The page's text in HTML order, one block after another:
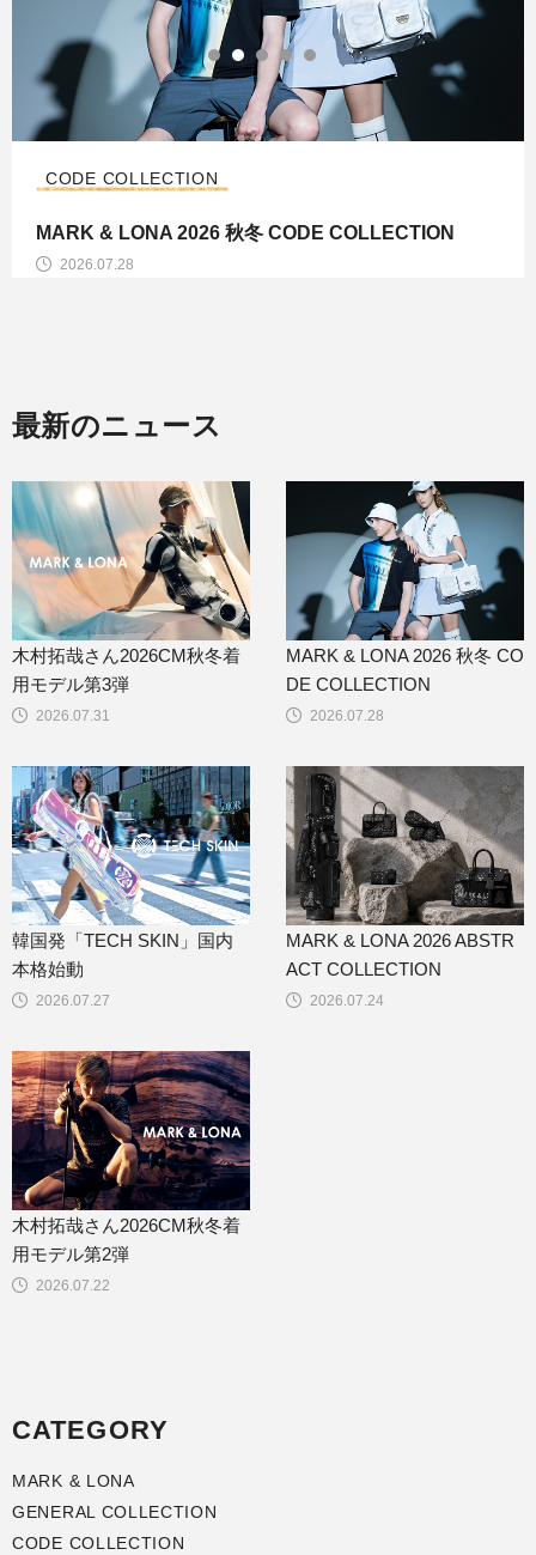
2026.07.28
CODE COLLECTION
MARK & LONA 2026 秋冬 CODE COLLECTION
最新のニュース
2026.07.31
木村拓哉さん2026CM秋冬着
用モデル第3弾
2026.07.28
MARK & LONA 2026 秋冬 CO
DE COLLECTION
2026.07.27
韓国発「TECH SKIN」国内
本格始動
2026.07.24
MARK & LONA 2026 ABSTR
ACT COLLECTION
2026.07.22
木村拓哉さん2026CM秋冬着
用モデル第2弾
CATEGORY
MARK & LONA
GENERAL COLLECTION
CODE COLLECTION